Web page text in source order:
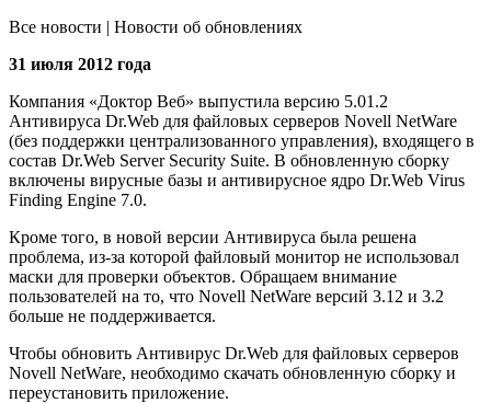
Все новости | Новости об обновлениях
31 июля 2012 года
Компания «Доктор Веб» выпустила версию 5.01.2
Антивируса Dr.Web для файловых серверов Novell NetWare
(без поддержки централизованного управления), входящего в
состав Dr.Web Server Security Suite. В обновленную сборку
включены вирусные базы и антивирусное ядро Dr.Web Virus
Finding Engine 7.0.
Кроме того, в новой версии Антивируса была решена
проблема, из-за которой файловый монитор не использовал
маски для проверки объектов. Обращаем внимание
пользователей на то, что Novell NetWare версий 3.12 и 3.2
больше не поддерживается.
Чтобы обновить Антивирус Dr.Web для файловых серверов
Novell NetWare, необходимо скачать обновленную сборку и
переустановить приложение.